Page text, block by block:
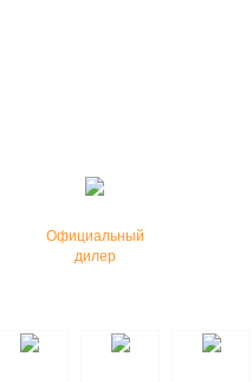
Официальный
дилер